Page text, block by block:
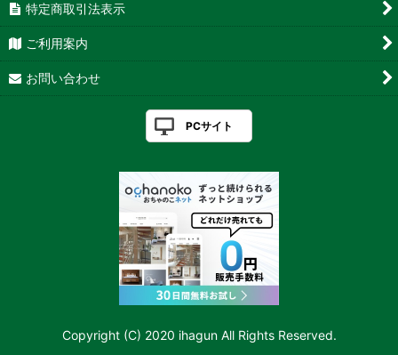
特定商取引法表示
ご利用案内
お問い合わせ
PCサイト
Copyright (C) 2020 ihagun All Rights Reserved.